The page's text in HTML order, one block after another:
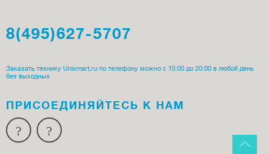
8(495)627-5707
Заказать технику Unixmart.ru по телефону можно с 10:00 до 20:00 в любой день
без выходных
ПРИСОЕДИ­НЯЙТЕСЬ К НАМ